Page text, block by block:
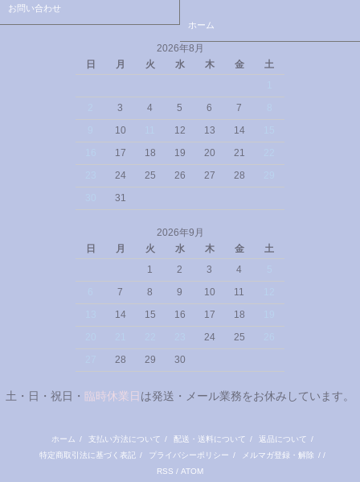
お問い合わせ
ホーム
2026年8月
日
月 火 水 木 金
土
3 4 5 6 7
10 12 13 14
17 18 19 20 21
24 25 26 27 28
31
2026年9月
日
月 火 水 木 金
土
1
2 3 4
7 8 9 10 11
14 15 16 17 18
24 25
28 29 30
土・日・祝日・ 臨時休業日 は発送・メール業務をお休みしています。
ホーム / 支払い方法について / 配送・送料について / 返品について /
特定商取引法に基づく表記 / プライバシーポリシー / メルマガ登録・解除 / /
RSS / ATOM